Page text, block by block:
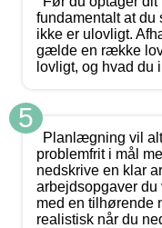
fundamentalt at du
ikke er ulovligt.
gælde en række
lovligt, og hvad du
5
Planlægning vil
problemfrit i mål
nedskrive en klar
arbejdsopgaver du
med en tilhørende
realistisk når du